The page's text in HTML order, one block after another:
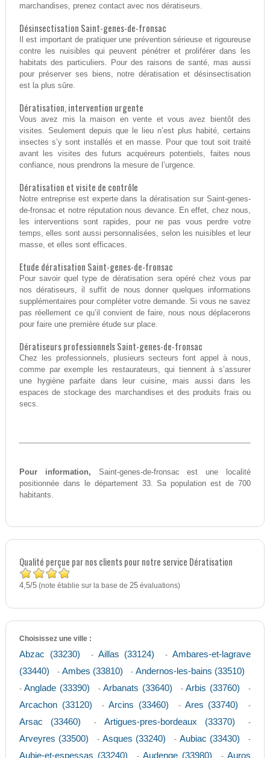
marchandises, prenez contact avec nos dératiseurs.
Désinsectisation Saint-genes-de-fronsac
Il est important de pratiquer une prévention sérieuse et rigoureuse
contre les nuisibles qui peuvent pénétrer et proliférer dans les
habitats des particuliers. Pour des raisons de santé, mas aussi
pour préserver ses biens, notre dératisation et désinsectisation
est la plus sûre.
Dératisation, intervention urgente
Vous avez mis la maison en vente et vous avez bientôt des
visites. Seulement depuis que le lieu n’est plus habité, certains
insectes s’y sont installés et en masse. Pour que tout soit traité
avant les visites des futurs acquéreurs potentiels, faites nous
confiance, nous prendrons la mesure de l’urgence.
Dératisation et visite de contrôle
Notre entreprise est experte dans la dératisation sur Saint-genes-
de-fronsac et notre réputation nous devance. En effet, chez nous,
les interventions sont rapides, pour ne pas vous perdre votre
temps, elles sont aussi personnalisées, selon les nuisibles et leur
masse, et elles sont efficaces.
Etude dératisation Saint-genes-de-fronsac
Pour savoir quel type de dératisation sera opéré chez vous par
nos dératiseurs, il suffit de nous donner quelques informations
supplémentaires pour compléter votre demande. Si vous ne savez
pas réellement ce qu’il convient de faire, nous nous déplacerons
pour faire une première étude sur place.
Dératiseurs professionnels Saint-genes-de-fronsac
Chez les professionnels, plusieurs secteurs font appel à nous,
comme par exemple les restaurateurs, qui tiennent à s’assurer
une hygiène parfaite dans leur cuisine, mais aussi dans les
espaces de stockage des marchandises et des produits frais ou
secs.
Pour information, Saint-genes-de-fronsac est une localité
positionnée dans le département 33. Sa population est de 700
habitants.
Qualité perçue par nos clients pour notre service Dératisation
4,5/5(note établie sur la base de 25évaluations)
Choisissez une ville :
Abzac (33230) - Aillas (33124) -Ambares-et-lagrave
(33440)
- Ambes (33810) - Andernos-les-bains (33510)
-Anglade (33390) -Arbanats (33640) -Arbis (33760) -
Arcachon (33120) - Arcins (33460) - Ares (33740) -
Arsac (33460) - Artigues-pres-bordeaux (33370) -
Arveyres (33500) - Asques (33240) - Aubiac (33430) -
Aubie-et-espessas (33240) Audenge (33980) Auros